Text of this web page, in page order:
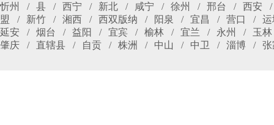
忻州
县 西宁 新北 咸宁 徐州 邢台
西安
盟
新竹 湘西 西双版纳 阳泉 宜昌 营口
运
延安
烟台 益阳 宜宾 榆林 宜兰 永州
玉林
肇庆
直辖县 自贡 株洲 中山 中卫 淄博 张